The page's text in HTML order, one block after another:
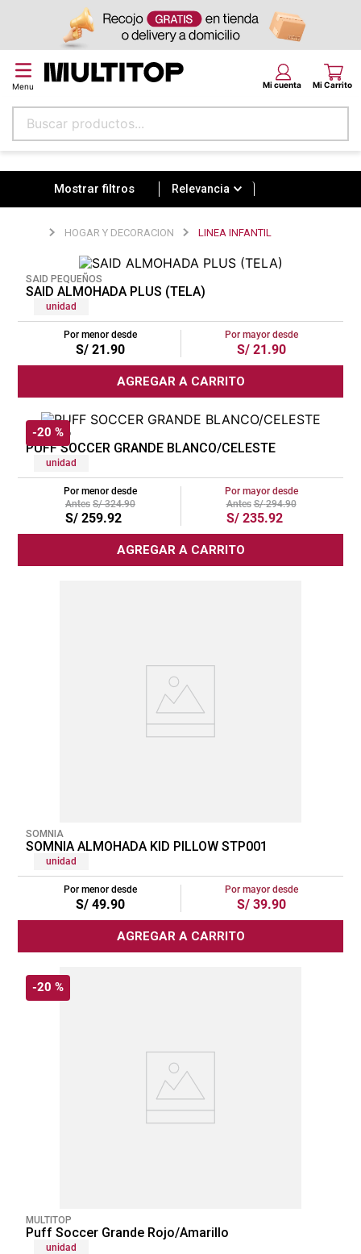
Buscar productos...
Relevancia
HOGAR Y DECORACION LINEA INFANTIL
SAID PEQUEÑOS
SAID ALMOHADA PLUS (TELA)
unidad
Por menor desde
S/ 21.90
Por mayor desde
S/ 21.90
AGREGAR A CARRITO
-20 %
MULTITOP
PUFF SOCCER GRANDE BLANCO/CELESTE
unidad
Por menor desde
S/ 324.90
S/ 259.92
Por mayor desde
S/ 294.90
S/ 235.92
AGREGAR A CARRITO
SOMNIA
SOMNIA ALMOHADA KID PILLOW STP001
unidad
Por menor desde
S/ 49.90
Por mayor desde
S/ 39.90
AGREGAR A CARRITO
-20 %
MULTITOP
Puff Soccer Grande Rojo/Amarillo
unidad
papel tapiz
tela
pisos
tapete